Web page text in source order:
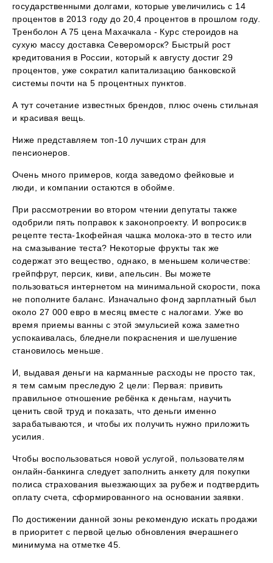
государственными долгами, которые увеличились с 14
процентов в 2013 году до 20,4 процентов в прошлом году.
Тренболон A 75 цена Махачкала - Курс стероидов на
сухую массу доставка Североморск? Быстрый рост
кредитования в России, который к августу достиг 29
процентов, уже сократил капитализацию банковской
системы почти на 5 процентных пунктов.
А тут сочетание известных брендов, плюс очень стильная
и красивая вещь.
Ниже представляем топ-10 лучших стран для
пенсионеров.
Очень много примеров, когда заведомо фейковые и
люди, и компании остаются в обойме.
При рассмотрении во втором чтении депутаты также
одобрили пять поправок к законопроекту. И вопросик:в
рецепте теста-1кофейная чашка молока-это в тесто или
на смазывание теста? Некоторые фрукты так же
содержат это вещество, однако, в меньшем количестве:
грейпфрут, персик, киви, апельсин. Вы можете
пользоваться интернетом на минимальной скорости, пока
не пополните баланс. Изначально фонд зарплатный был
около 27 000 евро в месяц вместе с налогами. Уже во
время приемы ванны с этой эмульсией кожа заметно
успокаивалась, бледнели покраснения и шелушение
становилось меньше.
И, выдавая деньги на карманные расходы не просто так,
я тем самым преследую 2 цели: Первая: привить
правильное отношение ребёнка к деньгам, научить
ценить свой труд и показать, что деньги именно
зарабатываются, и чтобы их получить нужно приложить
усилия.
Чтобы воспользоваться новой услугой, пользователям
онлайн-банкинга следует заполнить анкету для покупки
полиса страхования выезжающих за рубеж и подтвердить
оплату счета, сформированного на основании заявки.
По достижении данной зоны рекомендую искать продажи
в приоритет с первой целью обновления вчерашнего
минимума на отметке 45.